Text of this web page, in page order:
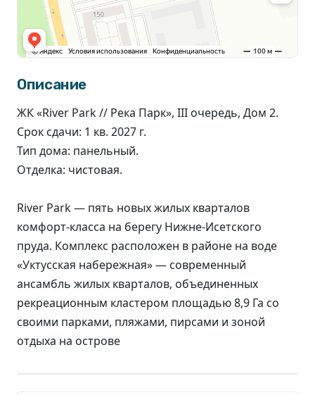
Описание
ЖК «River Park // Река Парк», III очередь, Дом 2.
Срок сдачи: 1 кв. 2027 г.
Тип дома: панельный.
Отделка: чистовая.
River Park — пять новых жилых кварталов
комфорт-класса на берегу Нижне-Исетского
пруда. Комплекс расположен в районе на воде
«Уктусская набережная» — современный
ансамбль жилых кварталов, объединенных
рекреационным кластером площадью 8,9 Га со
своими парками, пляжами, пирсами и зоной
отдыха на острове